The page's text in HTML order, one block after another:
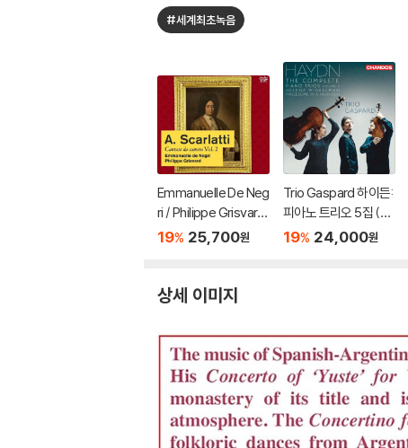
#세계최초녹음
Emmanuelle De Neg
ri / Philippe Grisvard
스카를라티: 실내 칸타
ol. 2)
19% 25,700원
Trio Gaspard 하이든:
피아노 트리오 5집 (Ha
ydn: The Complete
19% 24,000원
상세 이미지